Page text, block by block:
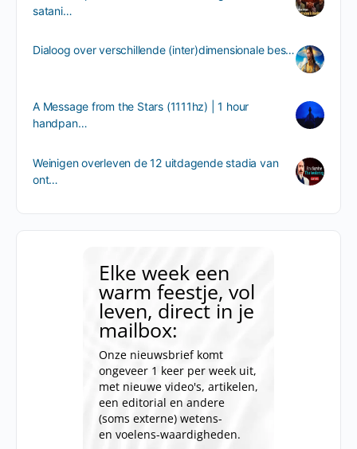
satani…
Dialoog over verschillende (inter)dimensionale bes…
A Message from the Stars (1111hz) | 1 hour
handpan…
Weinigen overleven de 12 uitdagende stadia van
ont…
Elke week een
warm feestje, vol
leven, direct in je
mailbox:
Onze nieuwsbrief komt
ongeveer 1 keer per week uit,
met nieuwe video's, artikelen,
een editorial en andere
(soms externe) wetens-
en voelens-waardigheden.